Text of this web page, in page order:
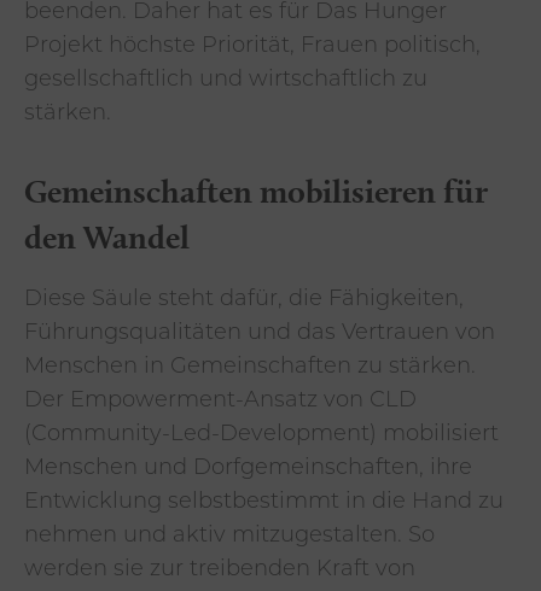
beenden. Daher hat es für Das Hunger
Projekt höchste Priorität, Frauen politisch,
gesellschaftlich und wirtschaftlich zu
stärken.
Gemeinschaften mobilisieren für
den Wandel
Diese Säule steht dafür, die Fähigkeiten,
Führungsqualitäten und das Vertrauen von
Menschen in Gemeinschaften zu stärken.
Der Empowerment-Ansatz von CLD
(Community-Led-Development) mobilisiert
Menschen und Dorfgemeinschaften, ihre
Entwicklung selbstbestimmt in die Hand zu
nehmen und aktiv mitzugestalten. So
werden sie zur treibenden Kraft von